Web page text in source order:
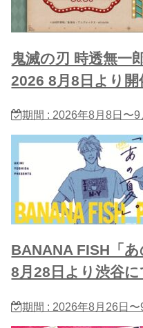
鬼滅の刃 時透無一
2026 8月8日より開
期間 : 2026年8月8日〜9
BANANA FISH「
8月28日より渋谷
期間 : 2026年8月26日〜